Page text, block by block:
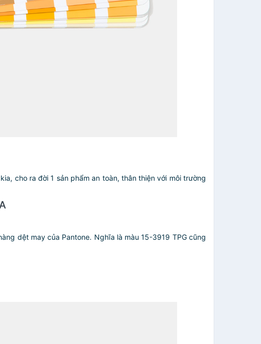
cho ra đời 1 sản phẩm an toàn, thân thiện với môi trường
dệt may của Pantone. Nghĩa là màu 15-3919 TPG cũng